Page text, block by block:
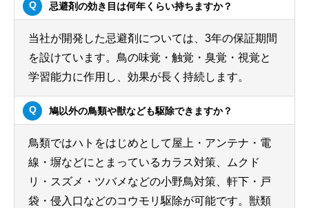
忌避剤の効き目は何年くらい持ちますか？
当社が開発した忌避剤については、3年の保証期間
を設けています。鳥の味覚・触覚・臭覚・視覚と
学習能力に作用し、効果が長く持続します。
鳩以外の鳥類や獣なども駆除できますか？
鳥類ではハトをはじめとして屋上・アンテナ・電
線・塀などにとまっているカラス対策、ムクド
リ・スズメ・ツバメなどの小野鳥対策、軒下・戸
袋・侵入口などのコウモリ駆除が可能です。獣類